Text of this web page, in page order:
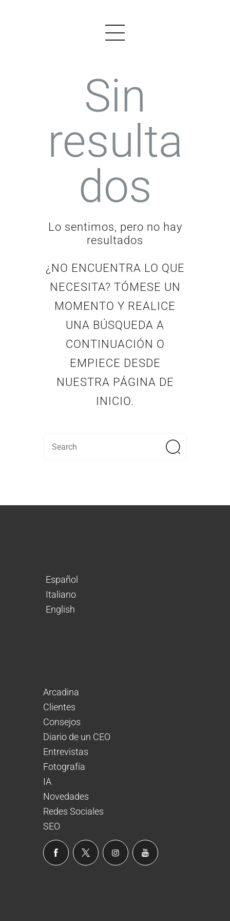
PRODUCTOS
EJEMPLOS
OPINIONES
PRECIOS
LOGIN
Sin
resulta
dos
Lo sentimos, pero no hay
resultados
¿NO ENCUENTRA LO QUE
NECESITA? TÓMESE UN
MOMENTO Y REALICE
UNA BÚSQUEDA A
CONTINUACIÓN O
EMPIECE DESDE
NUESTRA PÁGINA DE
INICIO.
Español
Italiano
English
Arcadina
Clientes
Consejos
Diario de un CEO
Entrevistas
Fotografía
IA
Novedades
Redes Sociales
SEO